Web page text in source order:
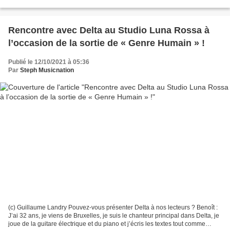
Rencontre avec Delta au Studio Luna Rossa à
l’occasion de la sortie de « Genre Humain » !
Publié le 12/10/2021 à 05:36
Par Steph Musicnation
(c) Guillaume Landry Pouvez-vous présenter Delta à nos lecteurs ? Benoît :
J’ai 32 ans, je viens de Bruxelles, je suis le chanteur principal dans Delta, je
joue de la guitare électrique et du piano et j’écris les textes tout comme